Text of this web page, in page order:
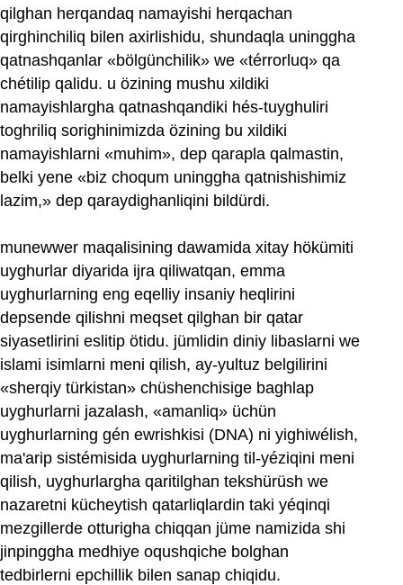
qilghan herqandaq namayishi herqachan
qirghinchiliq bilen axirlishidu, shundaqla uninggha
qatnashqanlar «bölgünchilik» we «térrorluq» qa
chétilip qalidu. u özining mushu xildiki
namayishlargha qatnashqandiki hés-tuyghuliri
toghriliq sorighinimizda özining bu xildiki
namayishlarni «muhim», dep qarapla qalmastin,
belki yene «biz choqum uninggha qatnishishimiz
lazim,» dep qaraydighanliqini bildürdi.
munewwer maqalisining dawamida xitay hökümiti
uyghurlar diyarida ijra qiliwatqan, emma
uyghurlarning eng eqelliy insaniy heqlirini
depsende qilishni meqset qilghan bir qatar
siyasetlirini eslitip ötidu. jümlidin diniy libaslarni we
islami isimlarni meni qilish, ay-yultuz belgilirini
«sherqiy türkistan» chüshenchisige baghlap
uyghurlarni jazalash, «amanliq» üchün
uyghurlarning gén ewrishkisi (DNA) ni yighiwélish,
ma'arip sistémisida uyghurlarning til-yéziqini meni
qilish, uyghurlargha qaritilghan tekshürüsh we
nazaretni kücheytish qatarliqlardin taki yéqinqi
mezgillerde otturigha chiqqan jüme namizida shi
jinpinggha medhiye oqushqiche bolghan
tedbirlerni epchillik bilen sanap chiqidu.